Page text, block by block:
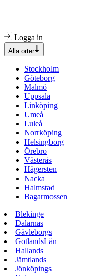
Logga in
Alla orter
Stockholm
Göteborg
Malmö
Uppsala
Linköping
Umeå
Luleå
Norrköping
Helsingborg
Örebro
Västerås
Hägersten
Nacka
Halmstad
Bagarmossen
Blekinge
Dalarnas
Gävleborgs
GotlandsLän
Hallands
Jämtlands
Jönköpings